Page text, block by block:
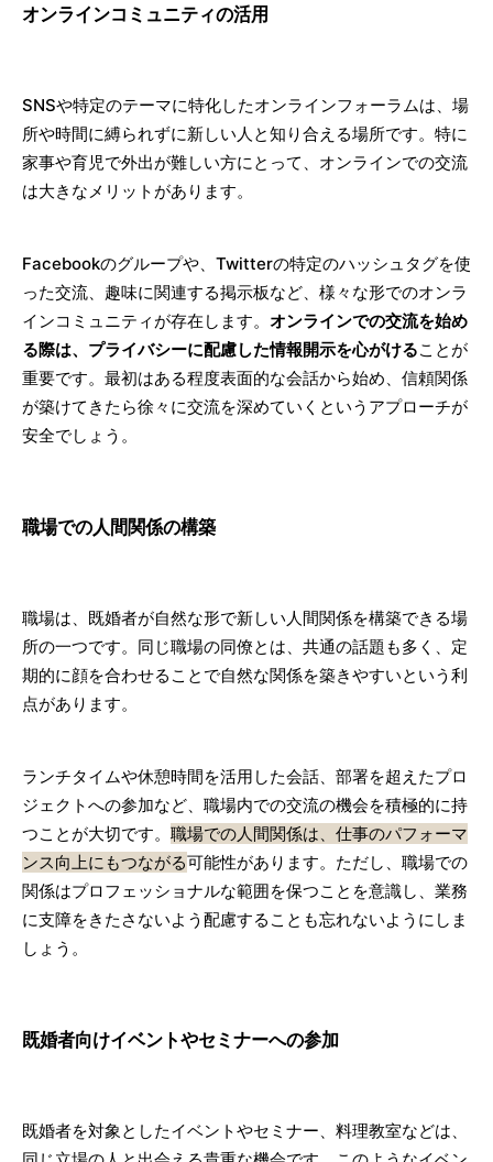
オンラインコミュニティの活用
SNSや特定のテーマに特化したオンラインフォーラムは、場
所や時間に縛られずに新しい人と知り合える場所です。特に
家事や育児で外出が難しい方にとって、オンラインでの交流
は大きなメリットがあります。
Facebookのグループや、Twitterの特定のハッシュタグを使
った交流、趣味に関連する掲示板など、様々な形でのオンラ
インコミュニティが存在します。 オンラインでの交流を始め
る際は、プライバシーに配慮した情報開示を心がけることが
重要です。最初はある程度表面的な会話から始め、信頼関係
が築けてきたら徐々に交流を深めていくというアプローチが
安全でしょう。
職場での人間関係の構築
職場は、既婚者が自然な形で新しい人間関係を構築できる場
所の一つです。同じ職場の同僚とは、共通の話題も多く、定
期的に顔を合わせることで自然な関係を築きやすいという利
点があります。
ランチタイムや休憩時間を活用した会話、部署を超えたプロ
ジェクトへの参加など、職場内での交流の機会を積極的に持
つことが大切です。 職場での人間関係は、仕事のパフォーマ
ンス向上にもつながる可能性があります。ただし、職場での
関係はプロフェッショナルな範囲を保つことを意識し、業務
に支障をきたさないよう配慮することも忘れないようにしま
しょう。
既婚者向けイベントやセミナーへの参加
既婚者を対象としたイベントやセミナー、料理教室などは、